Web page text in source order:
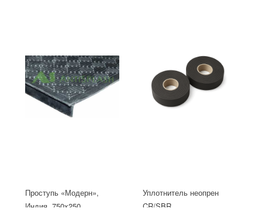
Проступь «Модерн»,
Индия, 750x250
Уплотнитель неопрен
CR/SBR